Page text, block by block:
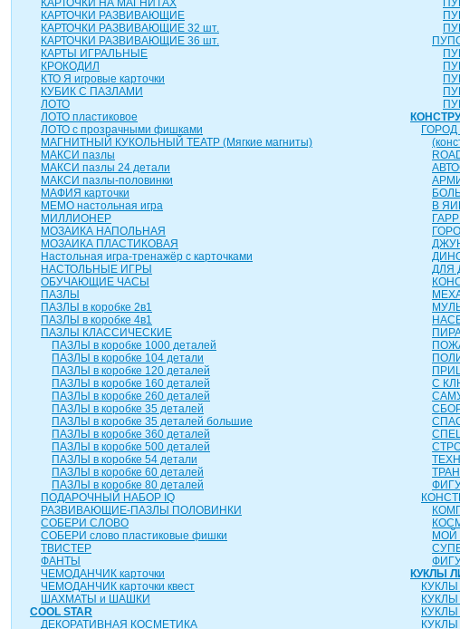
КАРТОЧКИ НА МАГНИТАХ
КАРТОЧКИ РАЗВИВАЮЩИЕ
КАРТОЧКИ РАЗВИВАЮЩИЕ 32 шт.
КАРТОЧКИ РАЗВИВАЮЩИЕ 36 шт.
КАРТЫ ИГРАЛЬНЫЕ
КРОКОДИЛ
КТО Я игровые карточки
КУБИК С ПАЗЛАМИ
ЛОТО
ЛОТО пластиковое
ЛОТО с прозрачными фишками
МАГНИТНЫЙ КУКОЛЬНЫЙ ТЕАТР (Мягкие магниты)
МАКСИ пазлы
МАКСИ пазлы 24 детали
МАКСИ пазлы-половинки
МАФИЯ карточки
МЕМО настольная игра
МИЛЛИОНЕР
МОЗАИКА НАПОЛЬНАЯ
МОЗАИКА ПЛАСТИКОВАЯ
Настольная игра-тренажёр с карточками
НАСТОЛЬНЫЕ ИГРЫ
ОБУЧАЮЩИЕ ЧАСЫ
ПАЗЛЫ
ПАЗЛЫ в коробке 2в1
ПАЗЛЫ в коробке 4в1
ПАЗЛЫ КЛАССИЧЕСКИЕ
ПАЗЛЫ в коробке 1000 деталей
ПАЗЛЫ в коробке 104 детали
ПАЗЛЫ в коробке 120 деталей
ПАЗЛЫ в коробке 160 деталей
ПАЗЛЫ в коробке 260 деталей
ПАЗЛЫ в коробке 35 деталей
ПАЗЛЫ в коробке 35 деталей большие
ПАЗЛЫ в коробке 360 деталей
ПАЗЛЫ в коробке 500 деталей
ПАЗЛЫ в коробке 54 детали
ПАЗЛЫ в коробке 60 деталей
ПАЗЛЫ в коробке 80 деталей
ПОДАРОЧНЫЙ НАБОР IQ
РАЗВИВАЮЩИЕ-ПАЗЛЫ ПОЛОВИНКИ
СОБЕРИ СЛОВО
СОБЕРИ слово пластиковые фишки
ТВИСТЕР
ФАНТЫ
ЧЕМОДАНЧИК карточки
ЧЕМОДАНЧИК карточки квест
ШАХМАТЫ и ШАШКИ
COOL STAR
ДЕКОРАТИВНАЯ КОСМЕТИКА
В
ДЛЯ
С
МОЙ
КУКЛЫ